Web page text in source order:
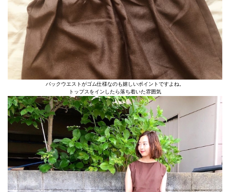
バックウエストがゴム仕様なのも嬉しいポイントですよね。
トップスをインしたら落ち着いた雰囲気